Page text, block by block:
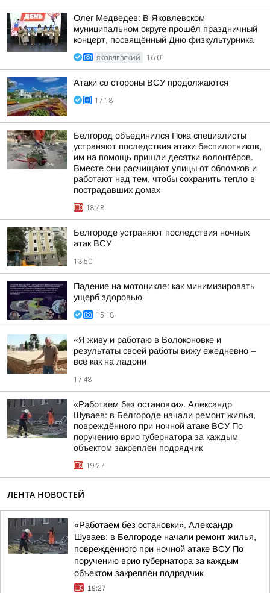
Олег Медведев: В Яковлевском
муниципальном округе прошёл праздничный
концерт, посвящённый Дню физкультурника
ЯКОВЛЕВСКИЙ 16:01
Атаки со стороны ВСУ продолжаются
17:18
Белгород объединился Пока специалисты
устраняют последствия атаки беспилотников,
им на помощь пришли десятки волонтёров.
Вместе они расчищают улицы от обломков и
работают над тем, чтобы сохранить тепло в
пострадавших домах
18:48
Белгороде устраняют последствия ночных
атак ВСУ
13:50
Падение на мотоцикле: как минимизировать
ущерб здоровью
15:18
«Я живу и работаю в Волоконовке и
результаты своей работы вижу ежедневно –
всё как на ладони
17:48
«Работаем без остановки». Александр
Шуваев: в Белгороде начали ремонт жилья,
повреждённого при ночной атаке ВСУ По
поручению врио губернатора за каждым
объектом закреплён подрядчик
19:27
ЛЕНТА НОВОСТЕЙ
«Работаем без остановки». Александр
Шуваев: в Белгороде начали ремонт жилья,
повреждённого при ночной атаке ВСУ По
поручению врио губернатора за каждым
объектом закреплён подрядчик
19:27